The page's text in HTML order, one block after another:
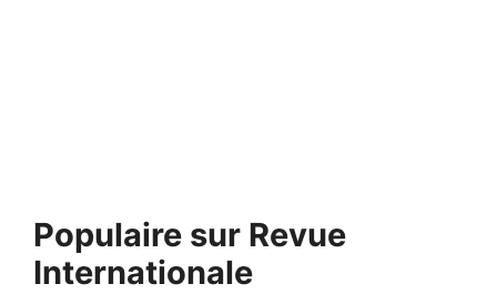
Populaire sur Revue
Internationale